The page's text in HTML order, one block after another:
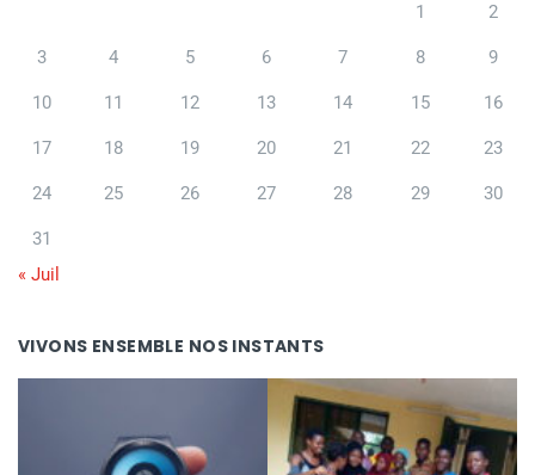
1 2
3 4 5 6 7 8 9
10 11 12 13 14 15 16
17 18 19 20 21 22 23
24 25 26 27 28 29 30
31
« Juil
VIVONS ENSEMBLE NOS INSTANTS